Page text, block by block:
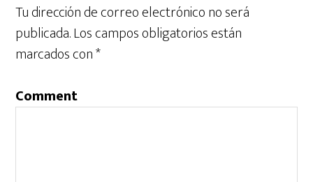
Tu dirección de correo electrónico no será
publicada.Los campos obligatorios están
marcados con*
Comment